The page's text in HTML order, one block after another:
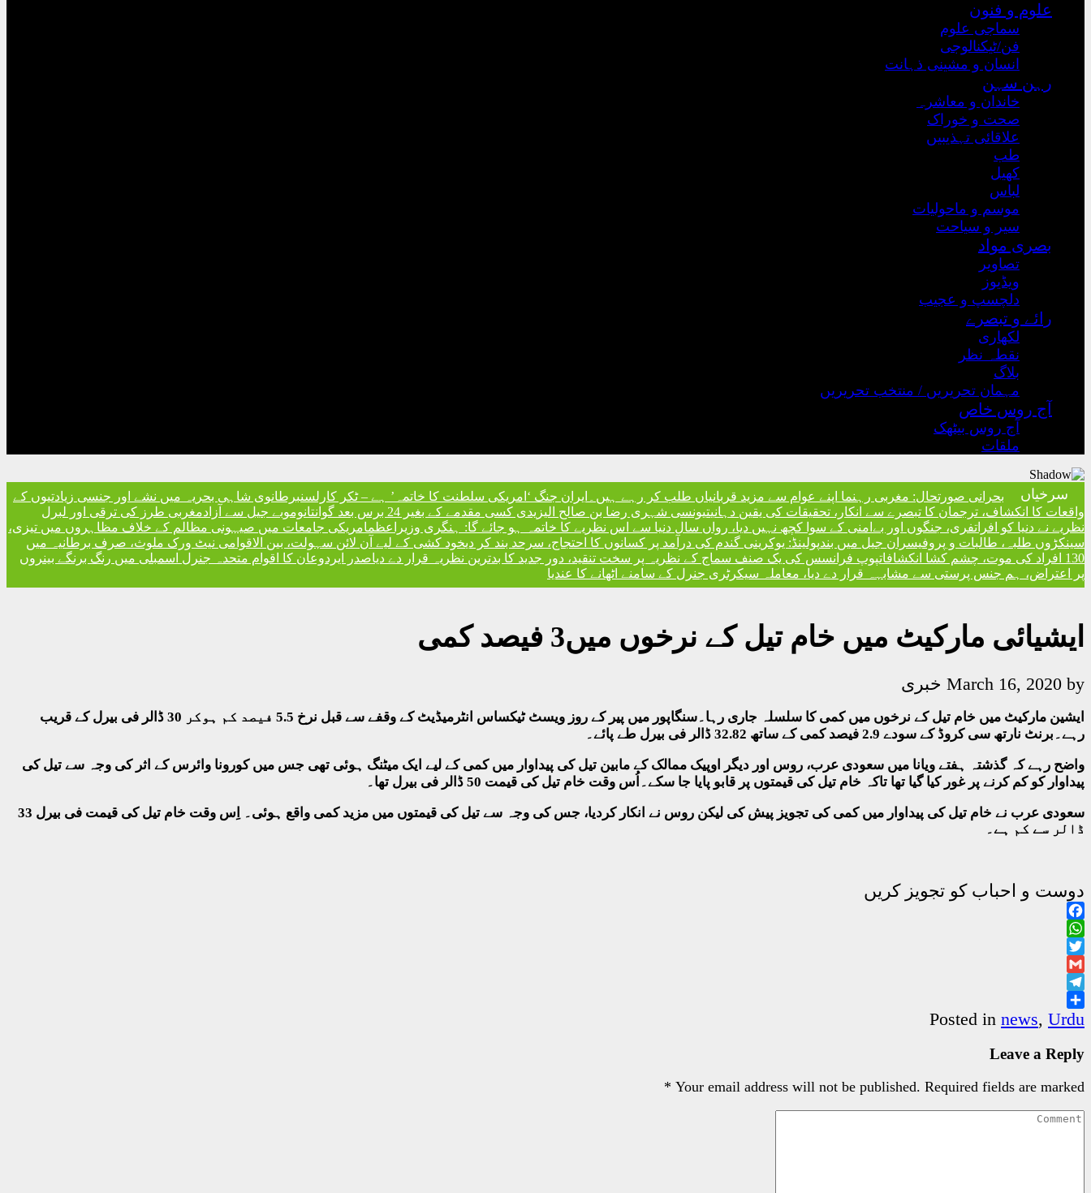
علوم و فنون
سماجی علوم
فن/ٹیکنالوجی
انسان و مشینی ذہانت
رہن سہن
خاندان و معاشرہ
صحت و خوراک
علاقائی تہذیبیں
طب
کھیل
لباس
موسم و ماحولیات
سیر و سیاحت
بصری مواد
تصاویر
ویڈیوز
دلچسپ و عجیب
رائے و تبصرے
لکھاری
نقطہ نظر
بلاگ
مہمان تحریریں / منتخب تحریریں
آج روس خاص
آج روس بیٹھک
ملقات
سرخیاں بحرانی صورتحال: مغربی رہنما اپنے عوام سے مزید قربانیاں طلب کر رہے ہیں۔ ایران جنگ ‘امریکی سلطنت کا خاتمہ’ ہے – ٹکر کارلسنبرطانوی شاہی بحریہ میں نشے اور جنسی زیادتیوں کے
واقعات کا انکشاف، ترجمان کا تبصرے سے انکار، تحقیقات کی یقین دہانیتیونسی شہری رضا بن صالح الیزیدی کسی مقدمے کے بغیر 24 برس بعد گوانتانوموبے جیل سے آزاد
مغربی طرز کی ترقی اور لبرل
نظریے نے دنیا کو افراتفری، جنگوں اور بےامنی کے سوا کچھ نہیں دیا، رواں سال دنیا سے اس نظریے کا خاتمہ ہو جائے گا: ہنگری وزیراعظمامریکی جامعات میں صیہونی مظالم کے خلاف مظاہروں میں تیزی،
سینکڑوں طلبہ، طالبات و پروفیسران جیل میں بندپولینڈ: یوکرینی گندم کی درآمد پر کسانوں کا احتجاج، سرحد بند کر دیخود کشی کے لیے آن لائن سہولت، بین الاقوامی نیٹ ورک ملوث، صرف برطانیہ میں
130 افراد کی موت، چشم کشا انکشافات
پوپ فرانسس کی یک صنف سماج کے نظریہ پر سخت تنقید، دور جدید کا بدترین نظریہ قرار دے دیاصدر ایردوعان کا اقوام متحدہ جنرل اسمبلی میں رنگ برنگے بینروں
پر اعتراض، ہم جنس پرستی سے مشابہہ قرار دے دیا، معاملہ سیکرٹری جنرل کے سامنے اٹھانے کا عندیا
ایشیائی مارکیٹ میں خام تیل کے نرخوں میں3 فیصد کمی
March 16, 2020 by خبری
ایشین مارکیٹ میں خام تیل کے نرخوں میں کمی کا سلسلہ جاری رہا۔سنگاپور میں پیر کے روز ویسٹ ٹیکساس انٹرمیڈیٹ کے وقفے سے قبل نرخ 5.5 فیصد کم ہوکر 30 ڈالر فی بیرل کے قریب
رہے۔برنٹ نارتھ سی کروڈ کے سودے 2.9 فیصد کمی کے ساتھ 32.82 ڈالر فی بیرل طے پائے۔
واضح رہے کہ گذشتہ ہفتے ویانا میں سعودی عرب، روس اور دیگر اوپیک ممالک کے مابین تیل کی پیداوار میں کمی کے لیے ایک میٹنگ ہوئی تھی جس میں کورونا وائرس کے اثر کی وجہ سے تیل کی
پیداوار کو کم کرنے پر غور کیا گیا تھا تاکہ خام تیل کی قیمتوں پر قابو پایا جا سکے۔اُس وقت خام تیل کی قیمت 50 ڈالر فی بیرل تھا۔
سعودی عرب نے خام تیل کی پیداوار میں کمی کی تجویز پیش کی لیکن روس نے انکار کردیا، جس کی وجہ سے تیل کی قیمتوں میں مزید کمی واقع ہوئی۔ اِس وقت خام تیل کی قیمت فی بیرل 33
ڈالر سے کم ہے۔
دوست و احباب کو تجویز کریں
Facebook
WhatsApp
Twitter
Gmail
Telegram
Share
Posted in news, Urdu
Leave a Reply
Your email address will not be published. Required fields are marked
*